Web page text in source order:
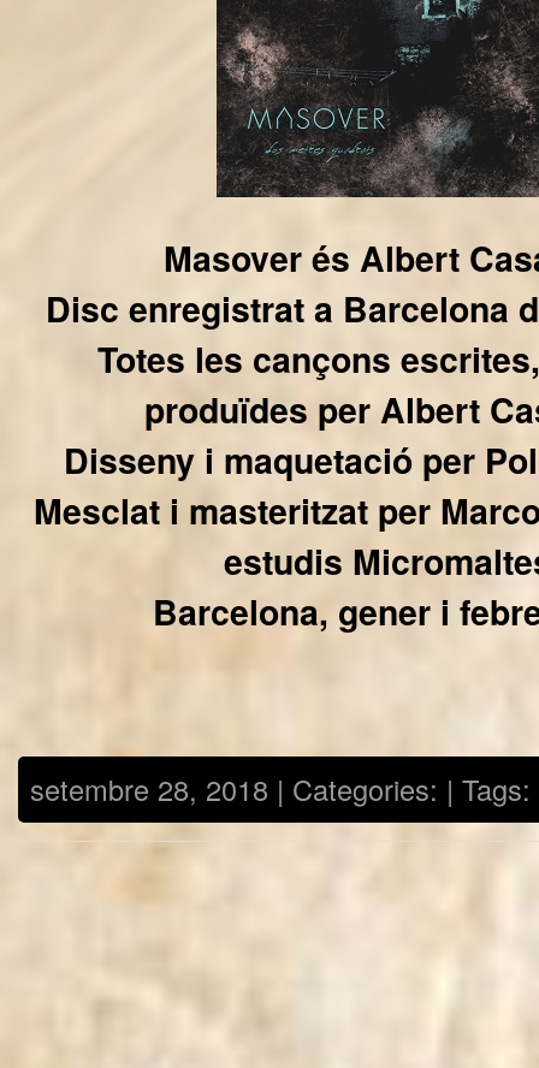
Masover és Albert
Disc enregistrat a Barcelona
Totes les cançons
produïdes per Albert
Disseny i maquetació per
Mesclat i masteritzat per
estudis
Barcelona, gener i
setembre 28, 2018 | Categories: | Tags: